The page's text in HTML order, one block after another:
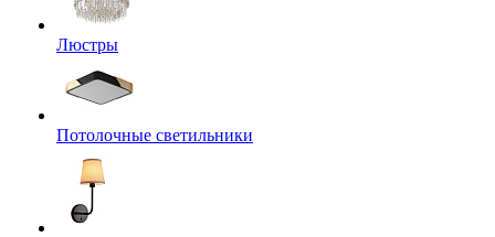
Люстры
Потолочные светильники